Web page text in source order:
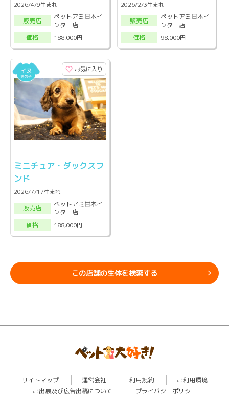
2026/4/9生まれ
販売店
ペットアミ甘木イ
ンター店
価格
188,000円
2026/2/3生まれ
販売店
ペットアミ甘木イ
ンター店
価格
98,000円
お気に入り
ミニチュア・ダックスフ
ンド
2026/7/17生まれ
販売店
ペットアミ甘木イ
ンター店
価格
188,000円
この店舗の生体を検索する
サイトマップ 運営会社 利用規約
ご利用環境
ご出展及び広告出稿について
プライバシーポリシー